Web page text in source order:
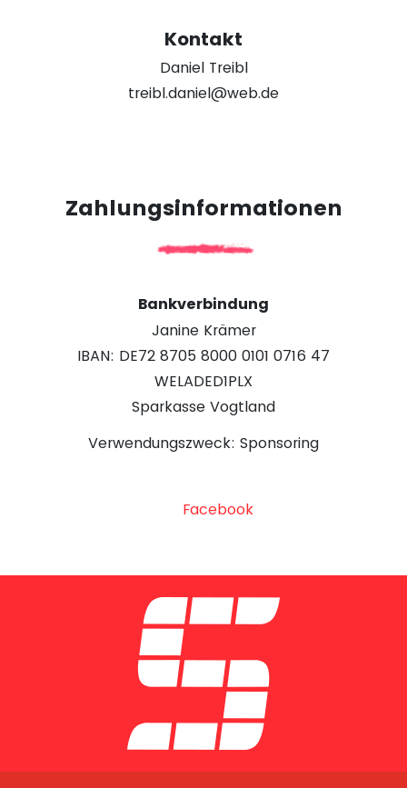
Kontakt
Daniel Treibl
treibl.daniel@web.de
Zahlungsinformationen
Bankverbindung
Janine Krämer
IBAN: DE72 8705 8000 0101 0716 47
WELADED1PLX
Sparkasse Vogtland
Verwendungszweck: Sponsoring
Facebook